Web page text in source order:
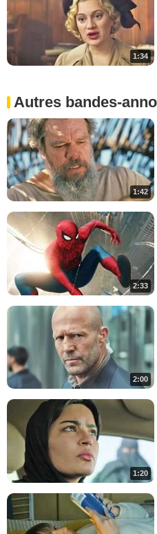
1:34
Autres bandes-
1:42
2:33
2:00
1:20